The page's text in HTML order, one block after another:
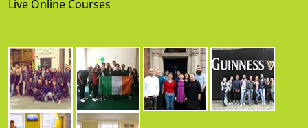
Live Online Courses